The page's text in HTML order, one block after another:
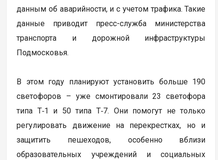
данным об аварийности, и с учетом трафика. Такие
данные приводит пресс-служба министерства
транспорта и дорожной инфраструктуры
Подмосковья.
В этом году планируют установить больше 190
светофоров – уже смонтировали 23 светофора
типа Т‑1 и 50 типа Т‑7. Они помогут не только
регулировать движение на перекрестках, но и
защитить пешеходов, особенно вблизи
образовательных учреждений и социальных